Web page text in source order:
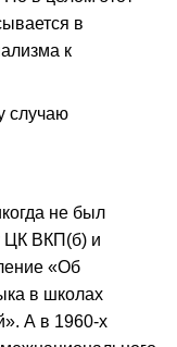
в
к
случаю
не был
ЦК ВКП(б) и
«Об
в школах
А в 1960-х